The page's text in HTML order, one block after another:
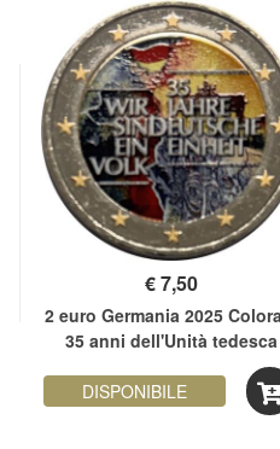
€7,50
2 euro Germania 2025
35 anni dell'Unità tedesca
DISPONIBILE